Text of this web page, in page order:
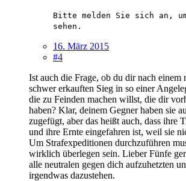
Bitte melden Sie sich an,
sehen.
16. März 2015
#4
Ist auch die Frage, ob du dir nach einem
schwer erkauften Sieg in so einer
die zu Feinden machen willst, die dir
haben? Klar, deinem Gegner haben sie
zugefügt, aber das heißt auch, dass ihre
und ihre Ernte eingefahren ist, weil sie
Um Strafexpeditionen durchzuführen
wirklich überlegen sein. Lieber Fünfe
alle neutralen gegen dich aufzuhetzten
irgendwas dazustehen.